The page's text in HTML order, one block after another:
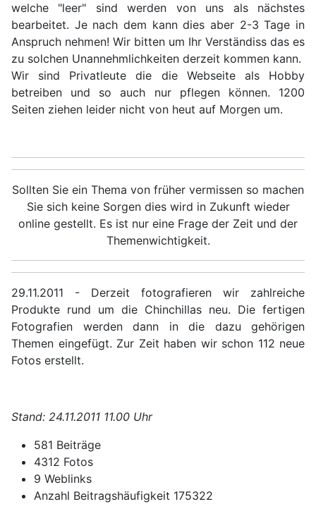
welche "leer" sind werden von uns als nächstes
bearbeitet. Je nach dem kann dies aber 2-3 Tage in
Anspruch nehmen! Wir bitten um Ihr Verständiss das es
zu solchen Unannehmlichkeiten derzeit kommen kann.
Wir sind Privatleute die die Webseite als Hobby
betreiben und so auch nur pflegen können. 1200
Seiten ziehen leider nicht von heut auf Morgen um.
Sollten Sie ein Thema von früher vermissen so machen
Sie sich keine Sorgen dies wird in Zukunft wieder
online gestellt. Es ist nur eine Frage der Zeit und der
Themenwichtigkeit.
29.11.2011 - Derzeit fotografieren wir zahlreiche
Produkte rund um die Chinchillas neu. Die fertigen
Fotografien werden dann in die dazu gehörigen
Themen eingefügt. Zur Zeit haben wir schon 112 neue
Fotos erstellt.
Stand: 24.11.2011 11.00 Uhr
581 Beiträge
4312 Fotos
9 Weblinks
Anzahl Beitragshäufigkeit 175322